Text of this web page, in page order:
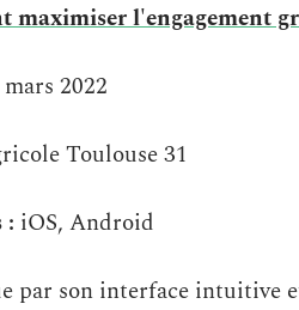
maximiser l'engagement
2022
Toulouse 31
: iOS, Android
par son interface intuitive